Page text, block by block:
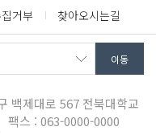
거부 찾아오시는길
백제대로 567 전북대학교
팩스 : 063-0000-0000